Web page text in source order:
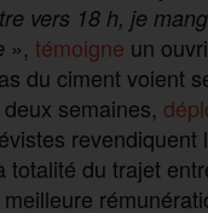
vers 18 h, je
», témoigne un
du ciment voient
semaines,
totalité du trajet